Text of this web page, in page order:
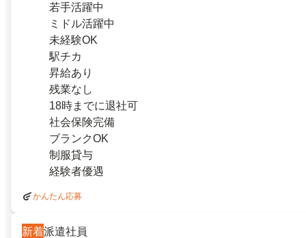
若手活躍中
ミドル活躍中
未経験OK
駅チカ
昇給あり
残業なし
18時までに退社可
社会保険完備
ブランクOK
制服貸与
経験者優遇
かんたん応募
新着派遣社員